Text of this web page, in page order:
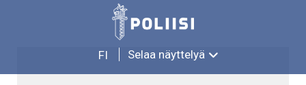
FI Selaa näyttelyä
TOIVO HEINONEN